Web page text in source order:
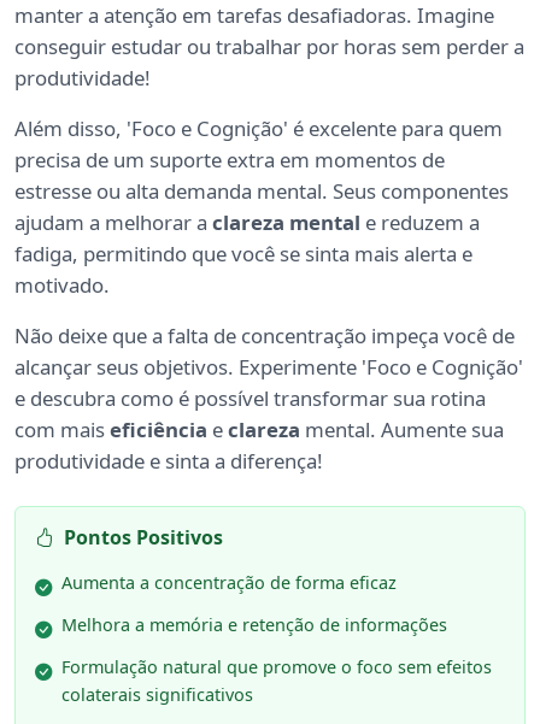
manter a atenção em tarefas desafiadoras. Imagine
conseguir estudar ou trabalhar por horas sem perder a
produtividade!
Além disso, 'Foco e Cognição' é excelente para quem
precisa de um suporte extra em momentos de
estresse ou alta demanda mental. Seus componentes
ajudam a melhorar a clareza mental e reduzem a
fadiga, permitindo que você se sinta mais alerta e
motivado.
Não deixe que a falta de concentração impeça você de
alcançar seus objetivos. Experimente 'Foco e Cognição'
e descubra como é possível transformar sua rotina
com maiseficiência eclareza mental. Aumente sua
produtividade e sinta a diferença!
Pontos Positivos
Aumenta a concentração de forma eficaz
Melhora a memória e retenção de informações
Formulação natural que promove o foco sem efeitos
colaterais significativos